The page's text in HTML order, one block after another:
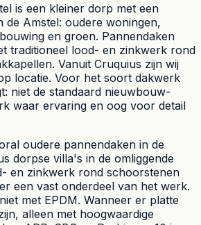
is een kleiner dorp met een
de Amstel: oudere woningen,
en groen. Pannendaken
traditioneel lood- en zinkwerk rond
Vanuit Cruquius zijn wij
locatie. Voor het soort dakwerk
niet de standaard nieuwbouw-
waar ervaring en oog voor detail
oudere pannendaken in de
dorpse villa's in de omliggende
en zinkwerk rond schoorstenen
een vast onderdeel van het werk.
met EPDM. Wanneer er platte
alleen met hoogwaardige